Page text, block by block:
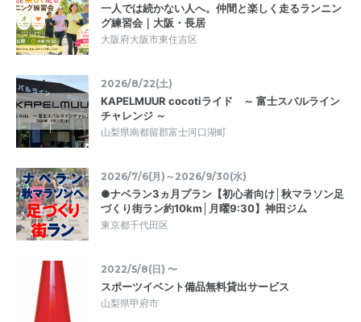
一人では続かない人へ。仲間と楽しく走るランニン
グ練習会｜大阪・長居
大阪府大阪市東住吉区
2026/8/22(土)
KAPELMUUR cocotiライド ～ 富士スバルライン
チャレンジ ～
山梨県南都留郡富士河口湖町
2026/7/6(月)～2026/9/30(水)
●ナベラン3ヵ月プラン【初心者向け│秋マラソン足
づくり街ラン約10km│月曜9:30】神田ジム
東京都千代田区
2022/5/8(日) 〜
スポーツイベント備品無料貸出サービス
山梨県甲府市